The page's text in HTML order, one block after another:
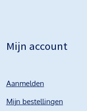
Mijn account
Aanmelden
Mijn bestellingen